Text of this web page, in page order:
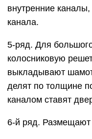
внутренние
канала.
5-ряд. Для
колосниковую
выкладывают
делят по толщине
каналом ставят
6-й ряд. Размещают